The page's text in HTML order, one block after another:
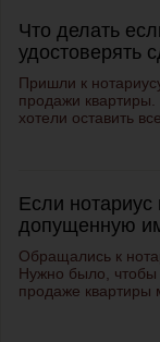
Что делать
удостоверять
Пришли к
продажи
хотели оставить
Если нотариус
допущенную
Обращались к
Нужно было, чтобы
продаже квартиры